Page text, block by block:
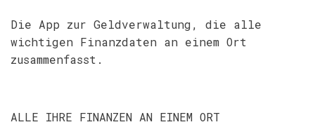
Die App zur Geldverwaltung, die alle
wichtigen Finanzdaten an einem Ort
zusammenfasst.
ALLE IHRE FINANZEN AN EINEM ORT